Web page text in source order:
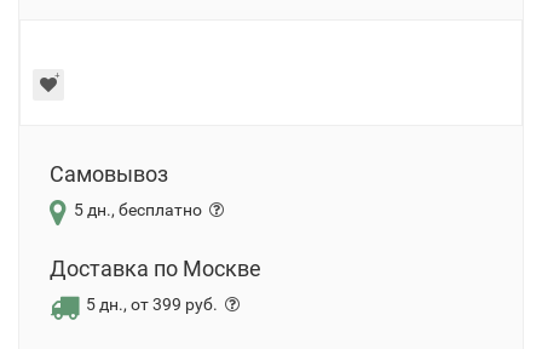
Самовывоз
5 дн., бесплатно
Доставка по Москве
5 дн., от 399 руб.